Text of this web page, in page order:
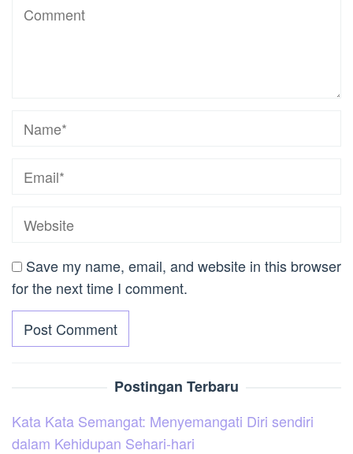
Save my name, email, and website in this browser
for the next time I comment.
Postingan Terbaru
Kata Kata Semangat: Menyemangati Diri sendiri
dalam Kehidupan Sehari-hari